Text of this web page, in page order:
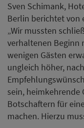
Sven Schimank,
Berlin berichtet von
„Wir mussten
verhaltenen Beginn
wenigen Gästen
ungleich höher,
sein, heimkehrende
Botschaftern für
machen. Hierzu